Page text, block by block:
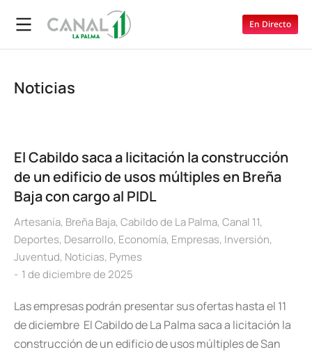
En Directo
Noticias
El Cabildo saca a licitación la construcción
de un edificio de usos múltiples en Breña
Baja con cargo al PIDL
Artesanía, Breña Baja, Cabildo de La Palma, Canal 11,
Deportes, Desarrollo, Economía, Empresas, Inversión,
Juventud, Noticias, Pymes
1 de diciembre de 2025
Las empresas podrán presentar sus ofertas hasta el 11
de diciembre El Cabildo de La Palma saca a licitación la
construcción de un edificio de usos múltiples de San